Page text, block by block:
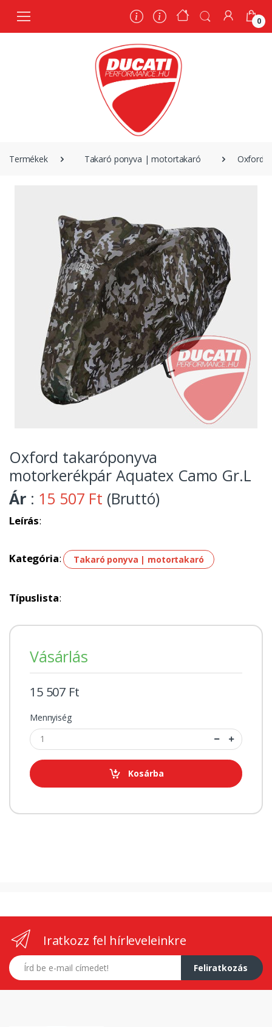
0
Termékek Takaró ponyva | motortakaró Oxford
Oxford takaróponyva
motorkerékpár Aquatex Camo Gr.L
Ár : 15 507 Ft (Bruttó)
Leírás:
Kategória: Takaró ponyva | motortakaró
Típuslista:
Vásárlás
15 507 Ft
Mennyiség
Kosárba
Iratkozz fel hírleveleinkre
E-mail címed
Feliratkozás
0